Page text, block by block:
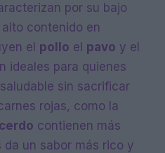
por su bajo
contenido en
el pollo el pavo y el
ideales para quienes
sin sacrificar
rojas, como la
cerdo contienen más
un sabor más rico y